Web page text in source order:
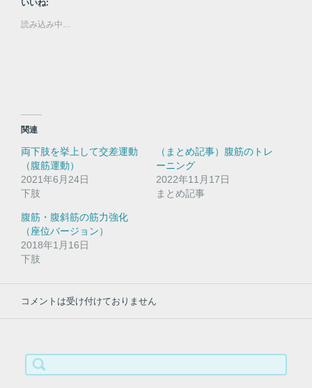
T
i
ン
ド
ウ
で
す
)
だ
(
ウ
ィ
ン
ド
ウ
す
)
いいね:
読み込み中…
関連
両下肢を挙上して交差運動
（腹筋運動）
2021年6月24日
下肢
（まとめ記事）腹筋のトレ
ーニング
2022年11月17日
まとめ記事
腹筋・腹斜筋の筋力強化
（座位バージョン）
2018年1月16日
下肢
コメントは受け付けておりません
索: